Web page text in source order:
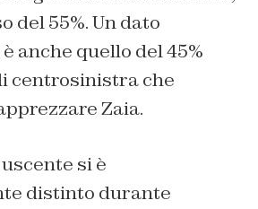
del 55%. Un dato
anche quello del 45%
centrosinistra che
Zaia.
si è
distinto durante